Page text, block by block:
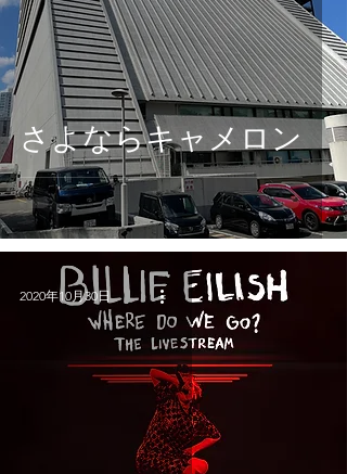
さよならキャメロン
2020年10月30日